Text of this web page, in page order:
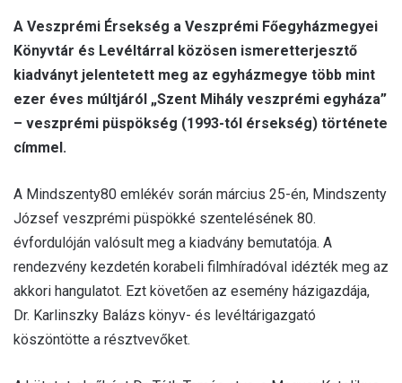
A Veszprémi Érsekség a Veszprémi Főegyházmegyei
Könyvtár és Levéltárral közösen ismeretterjesztő
kiadványt jelentetett meg az egyházmegye több mint
ezer éves múltjáról „Szent Mihály veszprémi egyháza”
– veszprémi püspökség (1993-tól érsekség) története
címmel.
A Mindszenty80 emlékév során március 25-én, Mindszenty
József veszprémi püspökké szentelésének 80.
évfordulóján valósult meg a kiadvány bemutatója. A
rendezvény kezdetén korabeli filmhíradóval idézték meg az
akkori hangulatot. Ezt követően az esemény házigazdája,
Dr. Karlinszky Balázs könyv- és levéltárigazgató
köszöntötte a résztvevőket.